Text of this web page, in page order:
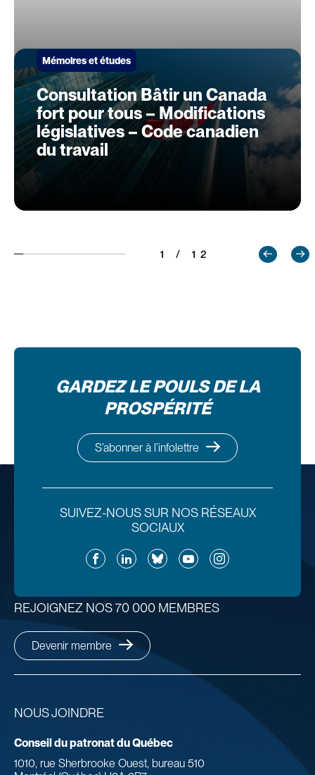
Mémoires et études
Consultation Bâtir un Canada
fort pour tous – Modifications
législatives – Code canadien
du travail
1 / 12
GARDEZ LE POULS DE LA
PROSPÉRITÉ
S’abonner à l’infolettre
SUIVEZ-NOUS SUR NOS RÉSEAUX
SOCIAUX
FacebookLinkedInBlueskyYouTubeInstagram
NOUS JOINDRE
Conseil du patronat du Québec
1010, rue Sherbrooke Ouest, bureau 510
REJOIGNEZ NOS 70 000 MEMBRES
Devenir membre